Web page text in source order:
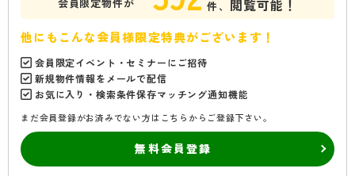
件、 閲覧可能！
他にもこんな会員様限定特典がございます！
会員限定イベント・セミナーにご招待
新規物件情報をメールで配信
お気に入り・検索条件保存マッチング通知機能
まだ会員登録がお済みでない方はこちらからご登録下さい。
無料会員登録